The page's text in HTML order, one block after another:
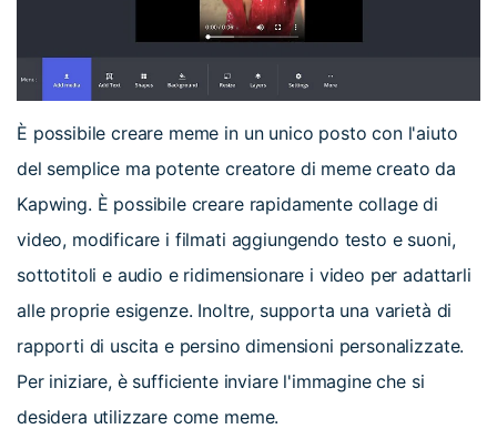
È possibile creare meme in un unico posto con l'aiuto
del semplice ma potente creatore di meme creato da
Kapwing. È possibile creare rapidamente collage di
video, modificare i filmati aggiungendo testo e suoni,
sottotitoli e audio e ridimensionare i video per adattarli
alle proprie esigenze. Inoltre, supporta una varietà di
rapporti di uscita e persino dimensioni personalizzate.
Per iniziare, è sufficiente inviare l'immagine che si
desidera utilizzare come meme.